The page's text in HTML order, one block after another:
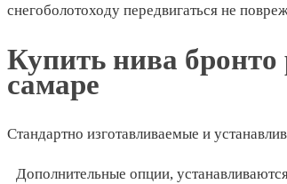
снегоболотоходу передвигаться не
Купить нива
самаре
Стандартно изготавливаемые и
Дополнительные опции,